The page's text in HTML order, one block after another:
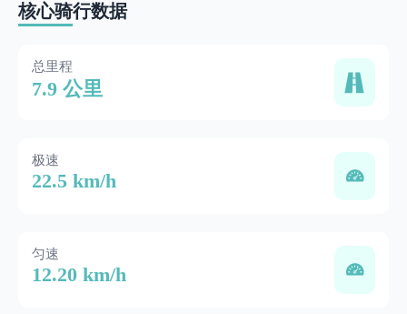
核心骑行数据
总里程
7.9 公里
极速
22.5 km/h
匀速
12.20 km/h